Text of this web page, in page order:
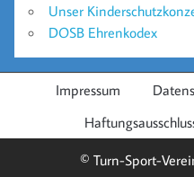
Unser
DOSB Ehrenkodex
Impressum
© Turn-Sport-